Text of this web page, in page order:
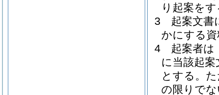
り起案を
3
起案文書
かにする
4
起案者は
に当該起
とする。
の限りで